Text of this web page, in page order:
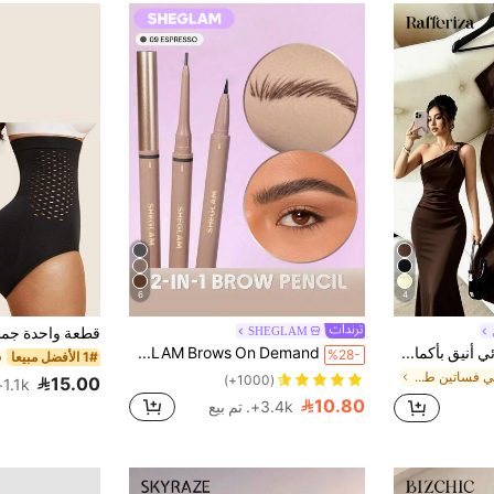
4
Rafferiza فستان نسائي أنيق بأكمام بلا أكمام، بتصميم عطلة صيفية بلون أحادي، مزين بعنصر معدني على الخصر
في بني فساتين طويلة تصل إلى الأرض
6
SHEGLAM
%28- SHEGLAM Brows On Demand قلم حواجب 2 في 1-Espresso محدد ماركة تجميل ومكياج للنساء والفتيات
(1000+)
10.80 3.4k+. تم بيع
1# الأفضل مبيعا
15.00 1.1k+. تم بيع